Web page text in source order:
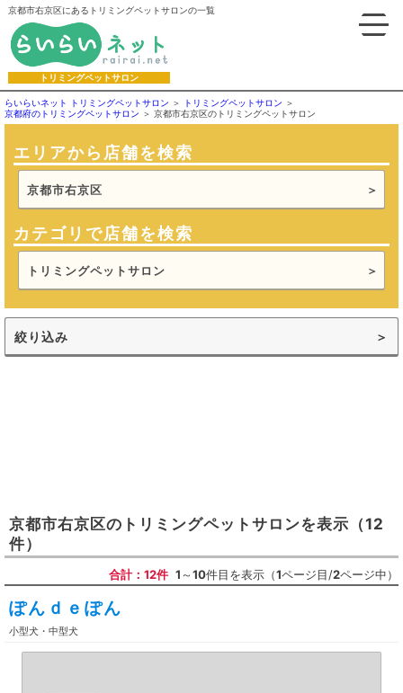
京都市右京区にあるトリミングペットサロンの一覧
トリミングペットサロン
らいらいネット トリミングペットサロン
トリミングペットサロン
京都府のトリミングペットサロン
京都市右京区のトリミングペットサロン
エリアから店舗を検索
京都市右京区
カテゴリで店舗を検索
トリミングペットサロン
絞り込み
京都市右京区の トリミングペットサロンを表示 （12
件）
合計：12件 1～10件目を表示（1ページ目/2ページ中）
ぽんｄｅぽん
小型犬・中型犬